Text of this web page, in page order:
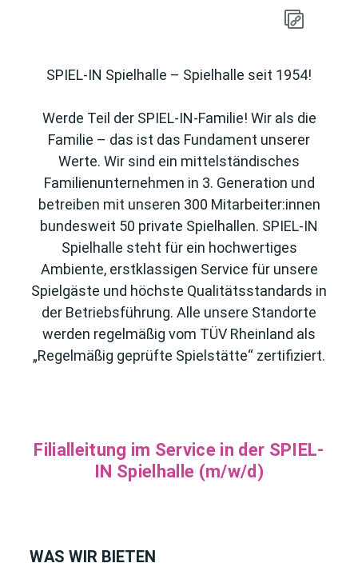
SPIEL-IN Spielhalle – Spielhalle seit 1954!
Werde Teil der SPIEL-IN-Familie! Wir als die
Familie – das ist das Fundament unserer
Werte. Wir sind ein mittelständisches
Familienunternehmen in 3. Generation und
betreiben mit unseren 300 Mitarbeiter:innen
bundesweit 50 private Spielhallen. SPIEL-IN
Spielhalle steht für ein hochwertiges
Ambiente, erstklassigen Service für unsere
Spielgäste und höchste Qualitätsstandards in
der Betriebsführung. Alle unsere Standorte
werden regelmäßig vom TÜV Rheinland als
„Regelmäßig geprüfte Spielstätte“ zertifiziert.
Filialleitung im Service in der SPIEL-
IN Spielhalle (m/w/d)
WAS WIR BIETEN